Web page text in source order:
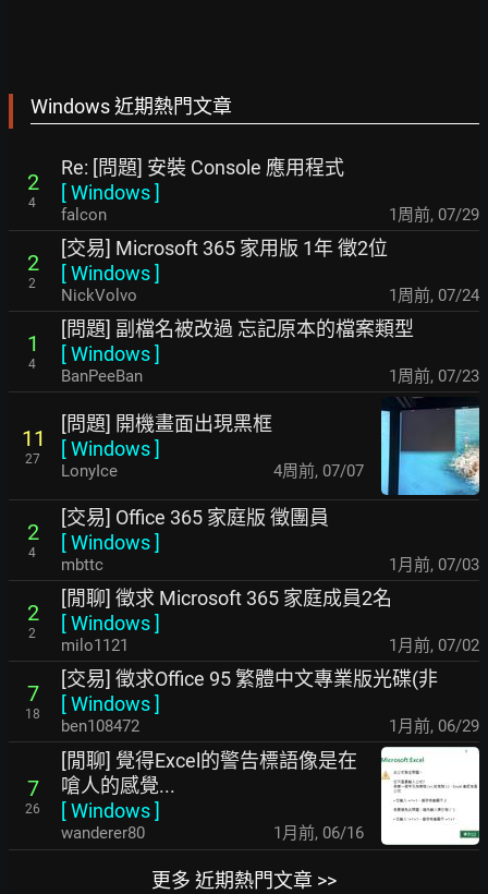
Windows 近期熱門文章
2
4
Re: [問題] 安裝 Console 應用程式
[Windows]
falcon 1周前, 07/29
2
2
[交易] Microsoft 365 家用版 1年 徵2位
[Windows]
NickVolvo 1周前, 07/24
1
4
[問題] 副檔名被改過 忘記原本的檔案類型
[Windows]
BanPeeBan 1周前, 07/23
11
27
[問題] 開機畫面出現黑框
[Windows]
LonyIce 4周前, 07/07
2
4
[交易] Office 365 家庭版 徵團員
[Windows]
mbttc 1月前, 07/03
2
2
[閒聊] 徵求 Microsoft 365 家庭成員2名
[Windows]
milo1121 1月前, 07/02
7
18
[交易] 徵求Office 95 繁體中文專業版光碟(非
[Windows]
ben108472 1月前, 06/29
7
26
[閒聊] 覺得Excel的警告標語像是在
嗆人的感覺...
[Windows]
wanderer80 1月前, 06/16
更多 近期熱門文章 >>